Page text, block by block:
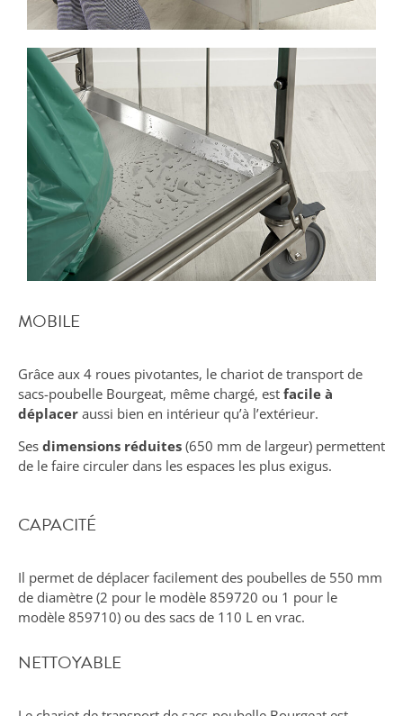
MOBILE
Grâce aux 4 roues pivotantes, le chariot de transport de
sacs-poubelle Bourgeat, même chargé, est facile à
déplacer aussi bien en intérieur qu’à l’extérieur.
Ses dimensions réduites (650 mm de largeur) permettent
de le faire circuler dans les espaces les plus exigus.
CAPACITÉ
Il permet de déplacer facilement des poubelles de 550 mm
de diamètre (2 pour le modèle 859720 ou 1 pour le
modèle 859710) ou des sacs de 110 L en vrac.
NETTOYABLE